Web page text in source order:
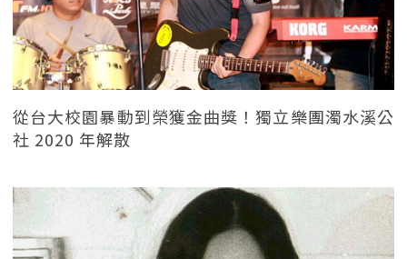
從台大校園暴動到榮獲金曲獎！獨立樂團濁水溪公
社 2020 年解散